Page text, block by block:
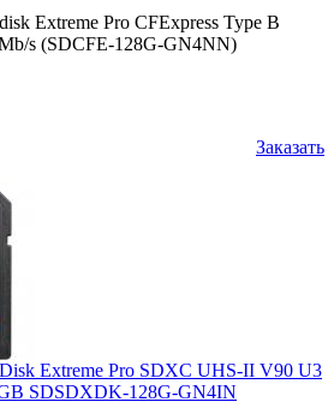
Extreme Pro CFExpress Type B
s (SDCFE-128G-GN4NN)
Заказать
Extreme Pro SDXC UHS-II V90 U3
SDSDXDK-128G-GN4IN